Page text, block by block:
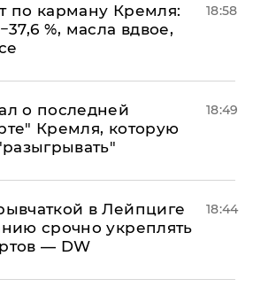
по карману Кремля:
%, масла вдвое,
18:58
о последней
Кремля, которую
18:49
в Лейпциге
срочно укреплять
— DW
18:44